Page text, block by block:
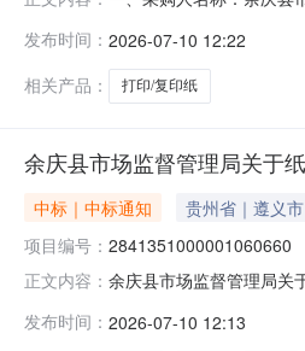
纸好印来A470g（8包）,
发布时间： 2026-07-10 12:22
相关产品：
打印/复印纸
余庆县市场监督管理局关于
中标｜中标通知 贵州省｜遵义
项目编号： 2841351000001060660
正文内容： 余庆县市场监督管理局关
行政区划编码:520329项
发布时间： 2026-07-10 12:13